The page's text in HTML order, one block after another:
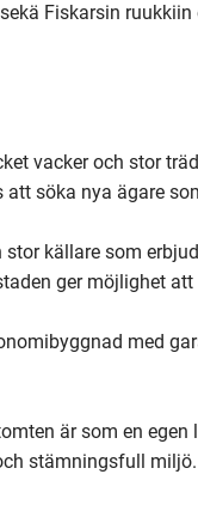
Fiskarsin
vacker och stor
söka nya ägare
källare som
ger möjlighet
med
är som en
stämningsfull